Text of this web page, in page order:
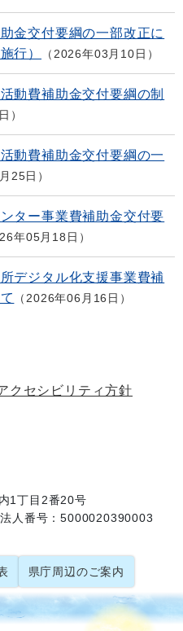
金交付要綱の一部改正に
行）
2026年03月10日
動費補助金交付要綱の制
動費補助金交付要綱の一
25日
ター事業費補助金交付要
年05月18日
デジタル化支援事業費補
2026年06月16日
クセシビリティ方針
1丁目2番20号
法人番号：5000020390003
県庁周辺のご案内